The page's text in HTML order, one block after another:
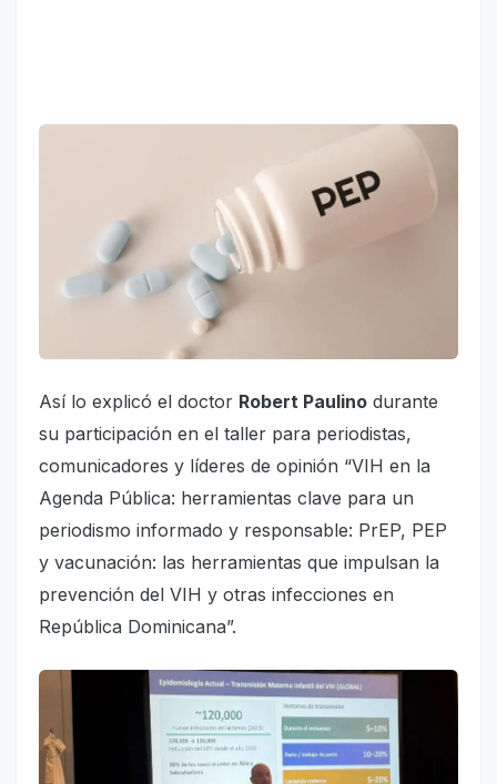
Así lo explicó el doctor Robert Paulino durante
su participación en el taller para periodistas,
comunicadores y líderes de opinión “VIH en la
Agenda Pública: herramientas clave para un
periodismo informado y responsable: PrEP, PEP
y vacunación: las herramientas que impulsan la
prevención del VIH y otras infecciones en
República Dominicana”.